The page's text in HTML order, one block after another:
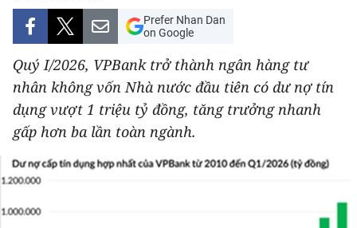
XÃ HỘI
PHÁP LUẬT
DU LỊCH
THẾ GIỚI
THỂ THAO
Prefer Nhan Dan
on Google
Quý I/2026, VPBank trở thành ngân hàng tư
nhân không vốn Nhà nước đầu tiên có dư nợ tín
dụng vượt 1 triệu tỷ đồng, tăng trưởng nhanh
gấp hơn ba lần toàn ngành.